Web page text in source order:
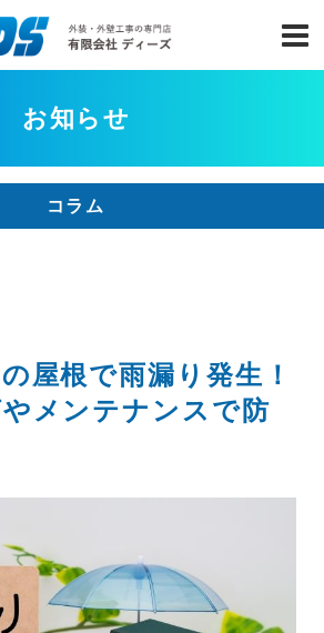
お知らせ
コラム
屋根で雨漏り発生！
メンテナンスで防